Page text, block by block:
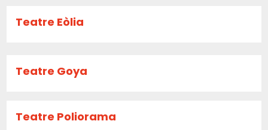
Teatre Eòlia
Teatre Goya
Teatre Poliorama